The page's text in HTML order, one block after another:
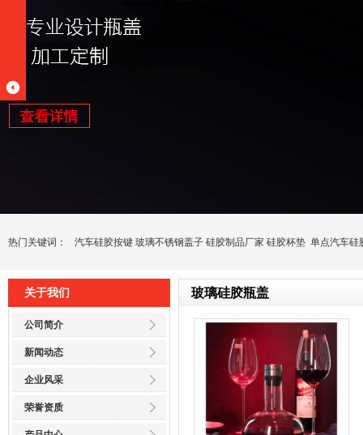
热门关键词： 汽车硅胶按键 玻璃不锈钢盖子 硅胶制品厂家 硅胶杯垫 单点汽车硅
关于我们
公司简介
新闻动态
企业风采
荣誉资质
玻璃硅胶瓶盖